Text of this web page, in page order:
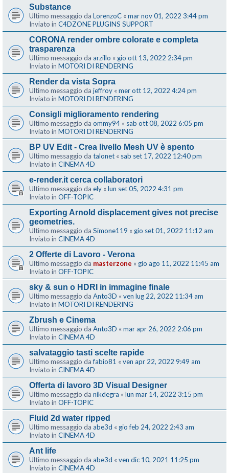
Substance
Ultimo messaggio da LorenzoC « mar nov 01, 2022 3:44 pm
Inviato in C4DZONE PLUGINS SUPPORT
CORONA render ombre colorate e completa
trasparenza
Ultimo messaggio da arzillo « gio ott 13, 2022 2:34 pm
Inviato in MOTORI DI RENDERING
Render da vista Sopra
Ultimo messaggio da jeffroy « mer ott 12, 2022 4:24 pm
Inviato in MOTORI DI RENDERING
Consigli miglioramento rendering
Ultimo messaggio da ommy94 « sab ott 08, 2022 6:05 pm
Inviato in MOTORI DI RENDERING
BP UV Edit - Crea livello Mesh UV è spento
Ultimo messaggio da talonet « sab set 17, 2022 12:40 pm
Inviato in CINEMA 4D
e-render.it cerca collaboratori
Ultimo messaggio da ely « lun set 05, 2022 4:31 pm
Inviato in OFF-TOPIC
Exporting Arnold displacement gives not precise
geometries.
Ultimo messaggio da Simone119 « gio set 01, 2022 11:12 am
Inviato in CINEMA 4D
2 Offerte di Lavoro - Verona
Ultimo messaggio da masterzone « gio ago 11, 2022 11:45 am
Inviato in OFF-TOPIC
sky & sun o HDRI in immagine finale
Ultimo messaggio da Anto3D « ven lug 22, 2022 11:34 am
Inviato in MOTORI DI RENDERING
Zbrush e Cinema
Ultimo messaggio da Anto3D « mar apr 26, 2022 2:06 pm
Inviato in CINEMA 4D
salvataggio tasti scelte rapide
Ultimo messaggio dafabio81 « ven apr 22, 2022 9:49 am
Inviato in CINEMA 4D
Offerta di lavoro 3D Visual Designer
Ultimo messaggio da nikdegra « lun mar 14, 2022 3:15 pm
Inviato in OFF-TOPIC
Fluid 2d water ripped
Ultimo messaggio da abe3d « gio feb 24, 2022 2:43 am
Inviato in CINEMA 4D
Ant life
Ultimo messaggio da abe3d « ven dic 10, 2021 11:25 pm
Inviato in CINEMA 4D